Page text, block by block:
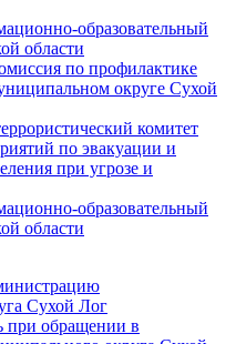
образовательный
области
по профилактике
округе Сухой
комитет
по эвакуации и
при угрозе и
образовательный
области
Сухой Лог
при обращении в